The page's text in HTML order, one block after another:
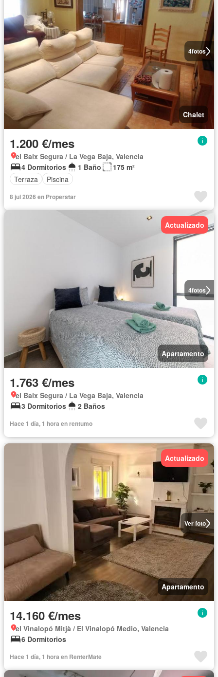
4fotos
Chalet
1.200 €/mes
el Baix Segura / La Vega Baja, Valencia
4 Dormitorios
1 Baño
175 m²
Terraza
Piscina
8 jul 2026 en Properstar
4fotos
Actualizado
Apartamento
1.763 €/mes
el Baix Segura / La Vega Baja, Valencia
3 Dormitorios
2 Baños
Hace 1 día, 1 hora en rentumo
Ver foto
Actualizado
Apartamento
14.160 €/mes
el Vinalopó Mitjà / El Vinalopó Medio, Valencia
6 Dormitorios
Hace 1 día, 1 hora en RenterMate